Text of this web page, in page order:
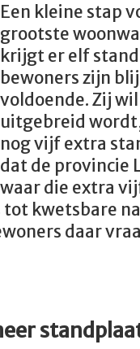
Een kleine stap
grootste
krijgt er elf
bewoners zijn
voldoende. Zij
uitgebreid
nog vijf extra
dat de provincie
waar die extra
kwetsbare
daar